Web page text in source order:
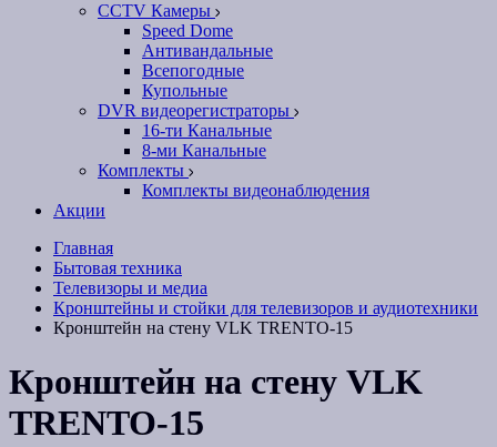
CCTV Камеры
Speed Dome
Антивандальные
Всепогодные
Купольные
DVR видеорегистраторы
16-ти Канальные
8-ми Канальные
Комплекты
Комплекты видеонаблюдения
Акции
Главная
Бытовая техника
Телевизоры и медиа
Кронштейны и стойки для телевизоров и аудиотехники
Кронштейн на стену VLK TRENTO-15
Кронштейн на стену VLK
TRENTO-15